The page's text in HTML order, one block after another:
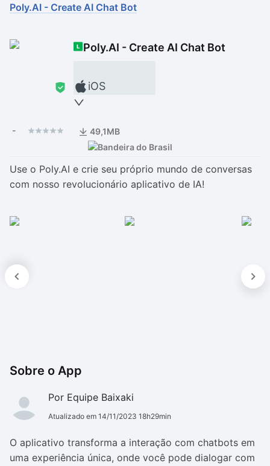
Ver mais
Ver mais
Poly.AI - Create AI Chat Bot
Poly.AI - Create AI Chat Bot
iOS
- 49,1MB
Use o Poly.AI e crie seu próprio mundo de conversas
com nosso revolucionário aplicativo de IA!
Sobre o App
Por Equipe Baixaki
Atualizado em 14/11/2023 18h29min
O aplicativo transforma a interação com chatbots em
uma experiência única, onde você pode dialogar com